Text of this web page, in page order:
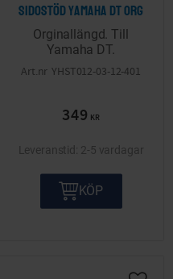
Sidostöd Yamaha DT org
Orginallängd. Till
Yamaha DT.
YHST012-03-12-401
349 KR
2-5 vardagar
KÖP